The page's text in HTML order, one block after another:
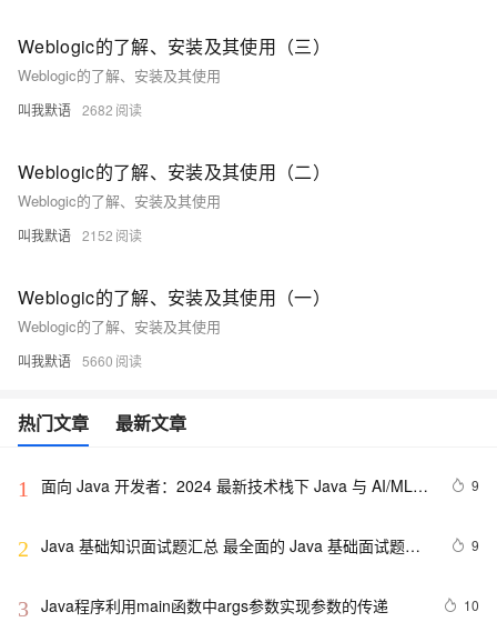
Weblogic的了解、安装及其使用（三）
Weblogic的了解、安装及其使用
叫我默语 2682
Weblogic的了解、安装及其使用（二）
Weblogic的了解、安装及其使用
叫我默语 2152
Weblogic的了解、安装及其使用（一）
Weblogic的了解、安装及其使用
叫我默语 5660
热门文章 最新文章
1
面向 Java 开发者：2024 最新技术栈下 Java 与 AI/ML
9
2 Java 基础知识面试题汇总 最全面的 Java 基础面试题整
9
3 Java程序利用main函数中args参数实现参数的传递 10